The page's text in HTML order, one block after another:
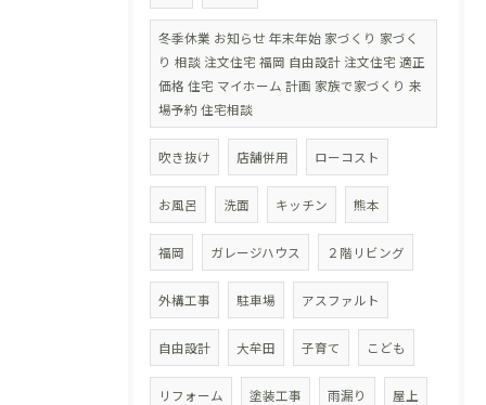
冬季休業 お知らせ 年末年始 家づくり 家づく
り 相談 注文住宅 福岡 自由設計 注文住宅 適正
価格 住宅 マイホーム 計画 家族で家づくり 来
場予約 住宅相談
吹き抜け 店舗併用 ローコスト
お風呂 洗面 キッチン 熊本
福岡 ガレージハウス ２階リビング
外構工事 駐車場 アスファルト
自由設計 大牟田 子育て こども
リフォーム 塗装工事 雨漏り 屋上